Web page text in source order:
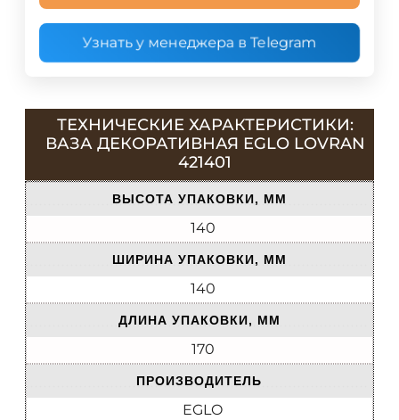
Узнать у менеджера в Telegram
ТЕХНИЧЕСКИЕ ХАРАКТЕРИСТИКИ:
ВАЗА ДЕКОРАТИВНАЯ EGLO LOVRAN
421401
ВЫСОТА УПАКОВКИ, ММ
140
ШИРИНА УПАКОВКИ, ММ
140
ДЛИНА УПАКОВКИ, ММ
170
ПРОИЗВОДИТЕЛЬ
EGLO